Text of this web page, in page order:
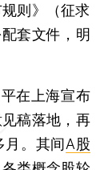
则》（征求
套文件，明
在上海宣布
稿落地，再
月。其间A股